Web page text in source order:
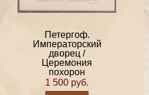
Петергоф.
Императорский
дворец /
Церемония
похорон
1 500 руб.